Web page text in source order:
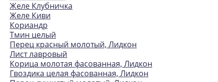
Желе Клубничка
Желе Киви
Кориандр
Тмин целый
Перец красный молотый, Лидкон
Лист лавровый
Корица молотая фасованная, Лидкон
Гвоздика целая фасованная, Лидкон